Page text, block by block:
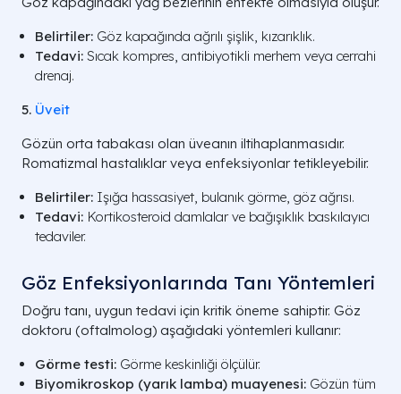
Belirtiler: Göz kapağında ağrılı şişlik, kızarıklık.
Tedavi: Sıcak kompres, antibiyotikli merhem veya cerrahi
drenaj.
5. Üveit
Gözün orta tabakası olan üveanın iltihaplanmasıdır.
Romatizmal hastalıklar veya enfeksiyonlar tetikleyebilir.
Belirtiler: Işığa hassasiyet, bulanık görme, göz ağrısı.
Tedavi: Kortikosteroid damlalar ve bağışıklık baskılayıcı
tedaviler.
Göz Enfeksiyonlarında Tanı Yöntemleri
Doğru tanı, uygun tedavi için kritik öneme sahiptir. Göz
doktoru (oftalmolog) aşağıdaki yöntemleri kullanır:
Görme testi: Görme keskinliği ölçülür.
Biyomikroskop (yarık lamba) muayenesi: Gözün tüm